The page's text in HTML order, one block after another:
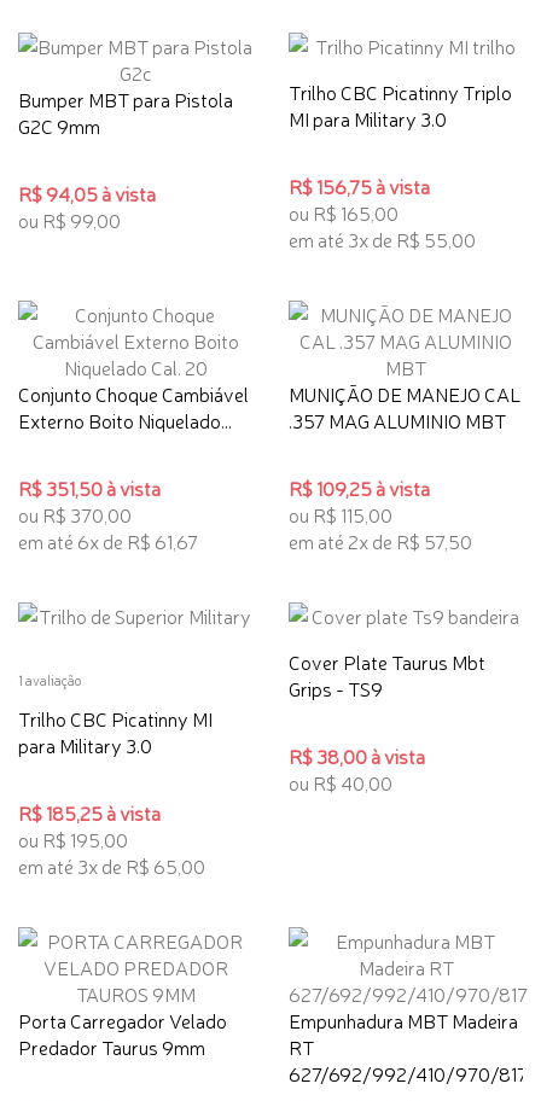
Bumper MBT para Pistola
G2C 9mm
R$ 94,05 à vista
ou R$ 99,00
Trilho CBC Picatinny Triplo
MI para Military 3.0
R$ 156,75 à vista
ou R$ 165,00
em até 3x de R$ 55,00
Conjunto Choque Cambiável
Externo Boito Niquelado...
R$ 351,50 à vista
ou R$ 370,00
em até 6x de R$ 61,67
MUNIÇÃO DE MANEJO CAL
.357 MAG ALUMINIO MBT
R$ 109,25 à vista
ou R$ 115,00
em até 2x de R$ 57,50
1 avaliação
Trilho CBC Picatinny MI
para Military 3.0
R$ 185,25 à vista
ou R$ 195,00
em até 3x de R$ 65,00
Cover Plate Taurus Mbt
Grips - TS9
R$ 38,00 à vista
ou R$ 40,00
Porta Carregador Velado
Predador Taurus 9mm
Empunhadura MBT Madeira
RT
627/692/992/410/970/817